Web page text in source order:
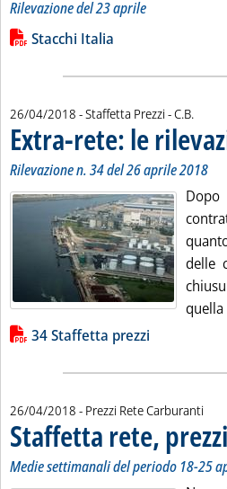
Rilevazione del 23 aprile
Leggi tutta la notizia: 'I prezzi in
Lista allegati PDF alla
Stacchi Italia
26/04/2018 - Staffetta Prezzi -di:
C.B.
Extra-rete: le
Rilevazione n. 34 del 26 aprile 2018
delle
quella
Lista allegati PDF alla
34 Staffetta prezzi
26/04/2018 - Prezzi Rete Carburanti
Staffetta rete,
Medie settimanali del periodo 18-25